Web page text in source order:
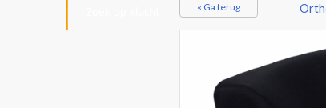
« Ga terug